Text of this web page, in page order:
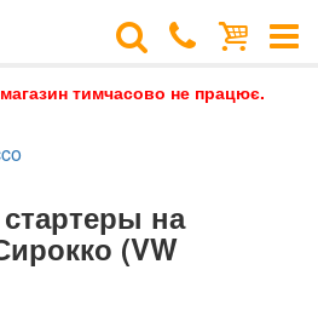
тимчасово не працює.
на
(VW